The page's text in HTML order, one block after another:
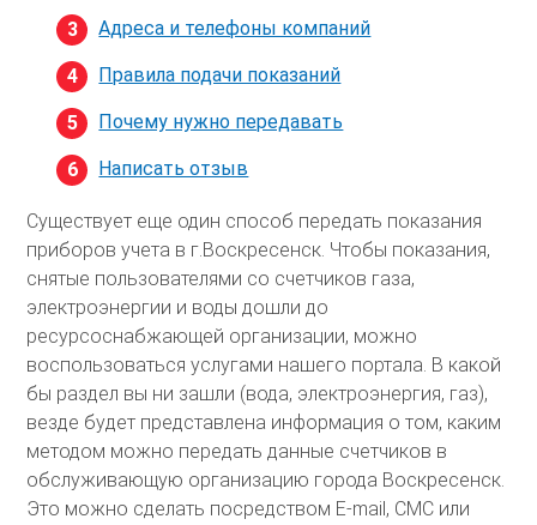
Адреса и телефоны компаний
Правила подачи показаний
Почему нужно передавать
Написать отзыв
Существует еще один способ передать показания
приборов учета в г.Воскресенск. Чтобы показания,
снятые пользователями со счетчиков газа,
электроэнергии и воды дошли до
ресурсоснабжающей организации, можно
воспользоваться услугами нашего портала. В какой
бы раздел вы ни зашли (вода, электроэнергия, газ),
везде будет представлена информация о том, каким
методом можно передать данные счетчиков в
обслуживающую организацию города Воскресенск.
Это можно сделать посредством E-mail, СМС или